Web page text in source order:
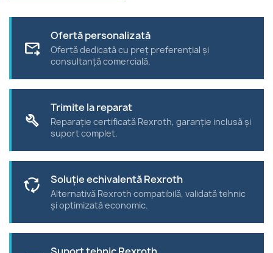
forward_to_inbox
Ofertă personalizată
Ofertă dedicată cu preț preferențial și
consultanță comercială.
build
Trimite la reparat
Reparație certificată Rexroth, garanție inclusă și
suport complet.
cycle Soluție echivalentă Rexroth
Alternativă Rexroth compatibilă, validată tehnic
și optimizată economic.